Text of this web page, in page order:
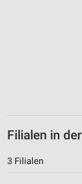
Filialen in
3 Filialen